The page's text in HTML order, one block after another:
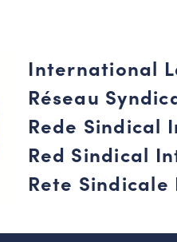
International
Réseau
Rede Sindical
Red Sindical
Rete